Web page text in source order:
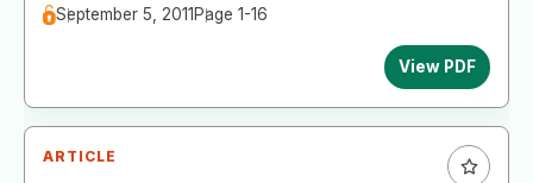
September 5, 2011 Page 1-16
View PDF
ARTICLE